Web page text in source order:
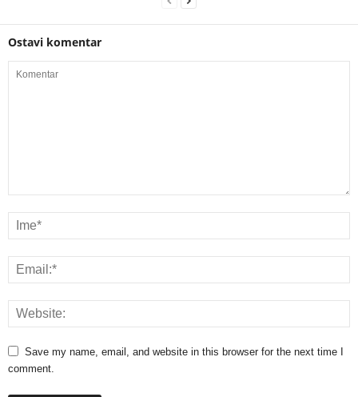
Ostavi komentar
Save my name, email, and website in this browser for the next time I
comment.